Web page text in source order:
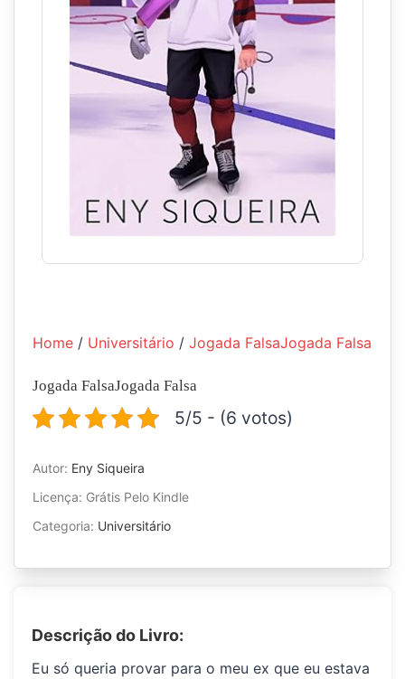
Home / Universitário / Jogada FalsaJogada Falsa
Jogada FalsaJogada Falsa
5/5 - (6 votos)
Autor: Eny Siqueira
Licença: Grátis Pelo Kindle
Categoria: Universitário
Descrição do Livro:
Eu só queria provar para o meu ex que eu estava